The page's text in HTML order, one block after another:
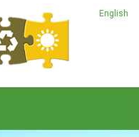
English